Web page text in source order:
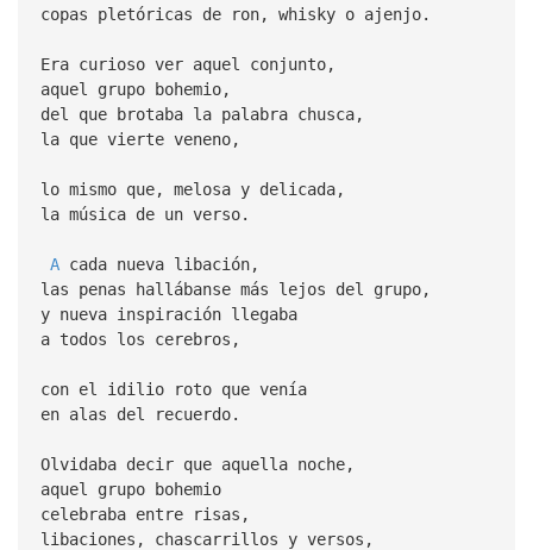
copas pletóricas de ron, whisky o ajenjo.
Era curioso ver aquel conjunto,
aquel grupo bohemio,
del que brotaba la palabra chusca,
la que vierte veneno,
lo mismo que, melosa y delicada,
la música de un verso.
Acada nueva libación,
las penas hallábanse más lejos del grupo,
y nueva inspiración llegaba
a todos los cerebros,
con el idilio roto que venía
en alas del recuerdo.
Olvidaba decir que aquella noche,
aquel grupo bohemio
celebraba entre risas,
libaciones, chascarrillos y versos,